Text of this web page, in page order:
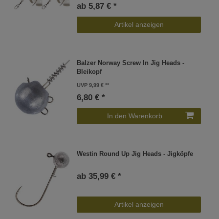
ab 5,87 € *
Artikel anzeigen
Balzer Norway Screw In Jig Heads -
Bleikopf
UVP 9,99 €
6,80 € *
In den Warenkorb
Westin Round Up Jig Heads - Jigköpfe
ab 35,99 € *
Artikel anzeigen